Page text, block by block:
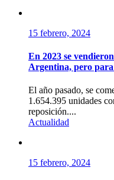
15 febrero, 2024
En 2023 se
Argentina, pero
El año pasado, se
1.654.395 unidades
reposición....
Actualidad
15 febrero, 2024